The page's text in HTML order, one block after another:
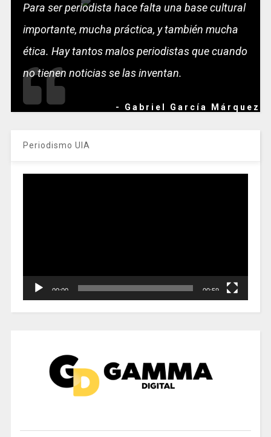
Para ser periodista hace falta una base cultural
importante, mucha práctica, y también mucha
ética. Hay tantos malos periodistas que cuando
no tienen noticias se las inventan.
- Gabriel García Márquez
Periodismo UIA
00:00 00:59